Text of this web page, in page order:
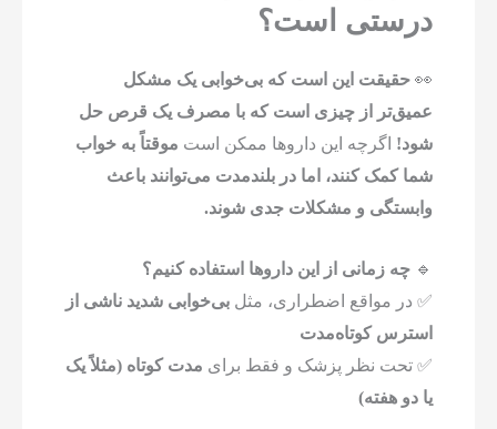
درستی است؟
👀حقیقت این است که بی‌خوابی یک مشکل
عمیق‌تر از چیزی است که با مصرف یک قرص حل
شود! اگرچه این داروها ممکن است موقتاً به خواب
شما کمک کنند، اما در بلندمدت می‌توانند باعث
وابستگی و مشکلات جدی شوند.
🔹چه زمانی از این داروها استفاده کنیم؟
✅ در مواقع اضطراری، مثلبی‌خوابی شدید ناشی از
استرس کوتاه‌مدت
✅ تحت نظر پزشک و فقط برای مدت کوتاه (مثلاً یک
یا دو هفته)